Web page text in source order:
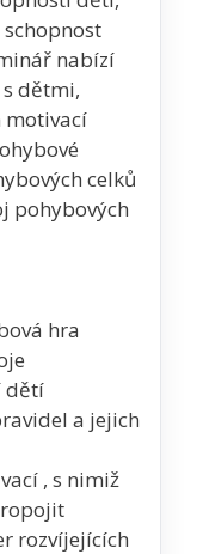
nabízí
dětmi,
motivací
celků
pohybových
hra
dětí
a jejich
, s nimiž
rozvíjejících